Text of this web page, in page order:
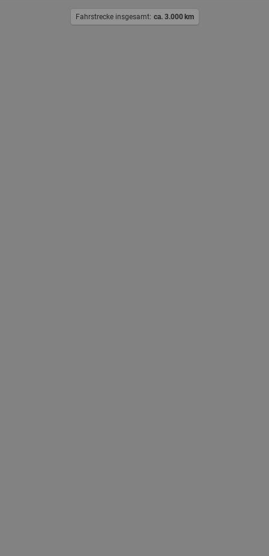
Fahrstrecke insgesamt: ca. 3.000 km